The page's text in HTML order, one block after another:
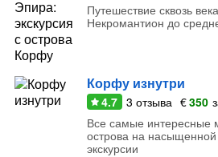
Путешествие сквозь
Некромантион до
Корфу изнутри
4.7 3 отзыва €350
Все самые интересные
острова на
экскурсии